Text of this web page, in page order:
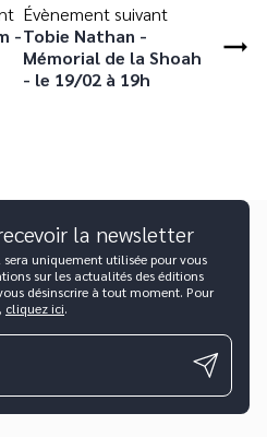
-
Évènement suivant
Tobie Nathan -
Mémorial de la Shoah
- le 19/02 à 19h
la newsletter
sera uniquement utilisée pour vous
sur les actualités des éditions
désinscrire à tout moment. Pour
cliquez ici.